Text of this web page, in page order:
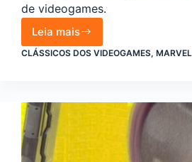
de videogames.
Leia mais
Marvel
Tōkon
heróis
CLÁSSICOS DOS VIDEOGAMES, MARVEL